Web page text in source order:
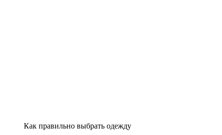
Как правильно выбрать одежду